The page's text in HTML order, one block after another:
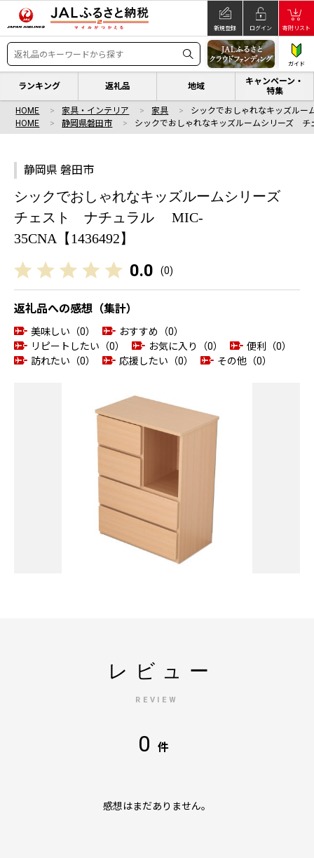
新規登録 ログイン 寄附リスト
ガイド
ランキング 返礼品 地域
キャンペーン・
特集
HOME 家具・インテリア 家具
シックでおしゃれなキッズル
HOME
静岡県磐田市 シックでおしゃれなキッズルームシリーズ
静岡県 磐田市
シックでおしゃれなキッズルームシリーズ
チェスト ナチュラル MIC-
35CNA【1436492】
0.0 (0)
返礼品への感想（集計）
美味しい（0）
おすすめ（0）
リピートしたい（0）
お気に入り（0）
便利（0）
訪れたい（0）
応援したい（0） その他（0）
レビュー
REVIEW
0 件
感想はまだありません。